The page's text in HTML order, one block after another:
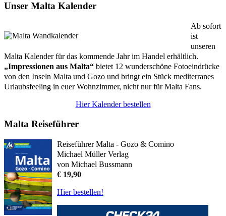
Unser Malta Kalender
Ab sofort
ist
unseren
Malta Kalender für das kommende Jahr im Handel erhältlich.
„Impressionen aus Malta“ bietet 12 wunderschöne Fotoeindrücke
von den Inseln Malta und Gozo und bringt ein Stück mediterranes
Urlaubsfeeling in euer Wohnzimmer, nicht nur für Malta Fans.
Hier Kalender bestellen
Malta Reiseführer
Reiseführer Malta - Gozo & Comino
Michael Müller Verlag
von Michael Bussmann
€ 19,90
Hier bestellen!